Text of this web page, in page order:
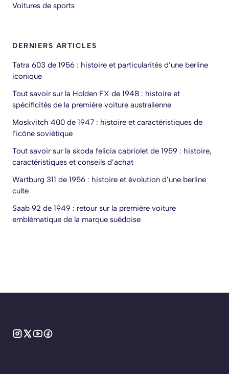
Voitures de sports
DERNIERS ARTICLES
Tatra 603 de 1956 : histoire et particularités d’une berline
iconique
Tout savoir sur la Holden FX de 1948 : histoire et
spécificités de la première voiture australienne
Moskvitch 400 de 1947 : histoire et caractéristiques de
l’icône soviétique
Tout savoir sur la skoda felicia cabriolet de 1959 : histoire,
caractéristiques et conseils d’achat
Wartburg 311 de 1956 : histoire et évolution d’une berline
culte
Saab 92 de 1949 : retour sur la première voiture
emblématique de la marque suédoise